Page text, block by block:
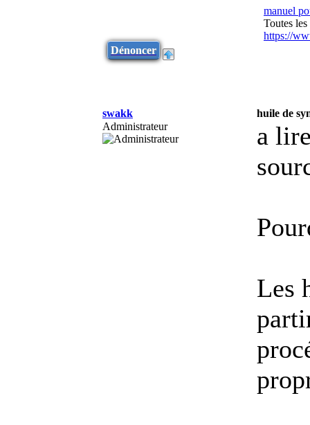
manuel
Toutes
https://
Dénoncer
swakk
huile de
Administrateur
a
Les